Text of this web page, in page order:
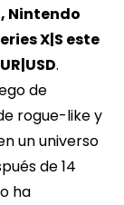
Nintendo
X|S este
.
de
rogue-like y
un universo
de 14
ha